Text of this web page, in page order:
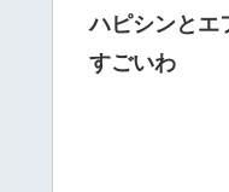
ハピシンとエ
すごいわ